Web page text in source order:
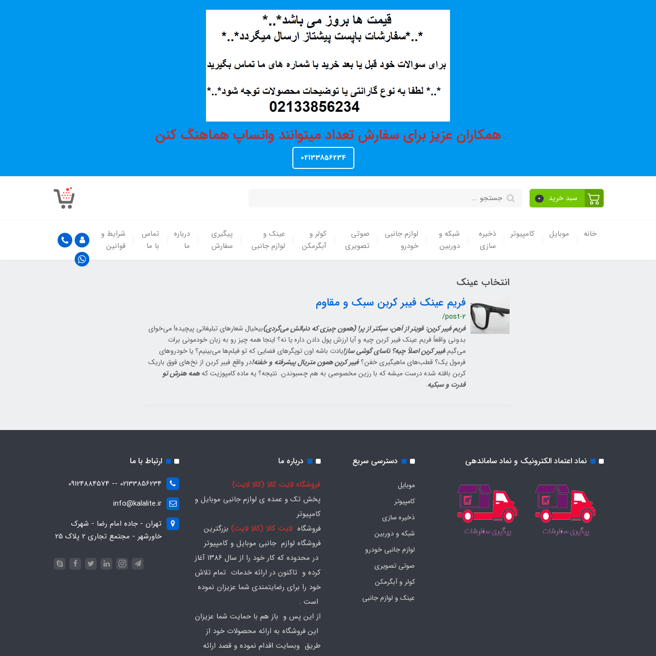
همکاران عزیز برای سفارش تعداد میتوانند واتساپ هماهنگ کنن
02133856234
سبد خرید 0
خانه موبایل کامپیوتر
ذخیره
سازی
شبکه و
دوربین
لوازم جانبی
خودرو
صوتی
تصویری
کولر و
آبگرمکن
عینک و
لوازم جانبی
پیگیری
سفارش
درباره
ما
تماس
با ما
شرایط و
قوانین
انتخاب عینک
فریم عینک فیبر کربن سبک و مقاوم
/post-2
فریم فیبر کربن: قویتر از آهن، سبکتر از پر! (همون چیزی که دنبالش می‌گردی)بیخیال شعارهای تبلیغاتی پیچیده! می‌خوای
بدونی واقعاً فریم عینک فیبر کربن چیه و آیا ارزش پول دادن داره یا نه؟ اینجا همه چیز رو به زبان خودمونی برات
می‌گیم.فیبر کربن اصلاً چیه؟ ناسای گوشی ساز!یادت باشه اون توپگرهای فضایی که تو فیلم‌ها می‌بینیم؟ یا خودروهای
فرمول یک؟ قطب‌های ماهیگیری خفن؟فیبر کربن همون متریال پیشرفته و خفنه!در واقع فیبر کربن از نخ‌های فوق باریک
کربن بافته شده درست میشه که با رزین مخصوصی به هم چسبوندن. نتیجه؟ یه ماده کامپوزیت کههمه هنرش تو
قدرت و سبکیه.
نماد اعتماد الکترونیک و نماد ساماندهی دسترسی سریع
موبایل
کامپیوتر
ذخیره سازی
شبکه و دوربین
لوازم جانبی خودرو
صوتی تصویری
کولر و آبگرمکن
عینک و لوازم جانبی
درباره ما
فروشگاه لایت کالا (کالا لایت)
پخش تک و عمده ی لوازم جانبی موبایل و
کامپیوتر
فروشگاه لایت کالا (کالا لایت) بزرگترین
فروشگاه لوازم جانبی موبایل و کامپیوتر
در محدوده که کار خود را از سال ۱۳۸۶ آغاز
کرده و تاکنون در ارائه خدمات تمام تلاش
خود را برای رضایتمندی شما عزیزان نموده
است .
از این پس و باز هم با حمایت شما عزیزان
این فروشگاه به ارائه محصولات خود از
طریق وبسایت اقدام نموده و قصد ارائه
ارتباط با ما
02133856234 -- 09124884574
info@kalalite.ir
تهران - جاده امام رضا - شهرک
خاورشهر - مجتمع تجاری 2 پلاک 25